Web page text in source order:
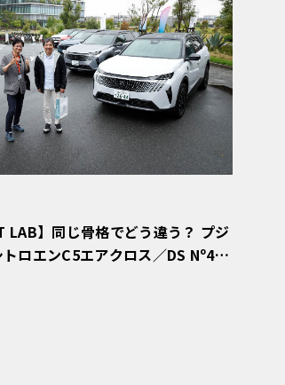
LAB】同じ骨格でどう違う？ プジ
ロエンC5エアクロス／DS Nº4
ポート